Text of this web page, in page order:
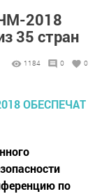
2018
35 стран
1184 0 0
по